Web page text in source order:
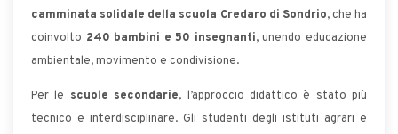
camminata solidale della scuola Credaro di Sondrio, che ha
coinvolto 240 bambini e 50 insegnanti, unendo educazione
ambientale, movimento e condivisione.
Per le scuole secondarie, l’approccio didattico è stato più
tecnico e interdisciplinare. Gli studenti degli istituti agrari e